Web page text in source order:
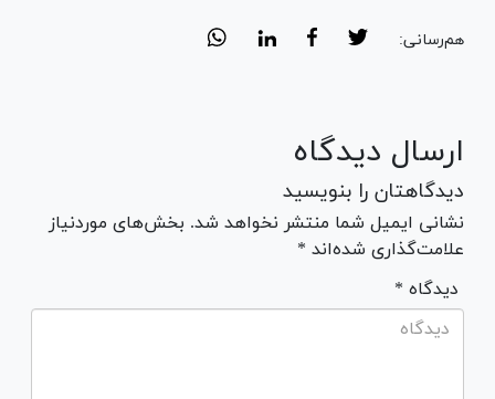
هم‌رسانی:
ارسال دیدگاه
دیدگاهتان را بنویسید
نشانی ایمیل شما منتشر نخواهد شد. بخش‌های موردنیاز
علامت‌گذاری شده‌اند *
* دیدگاه